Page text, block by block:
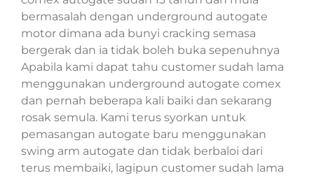
bermasalah dengan underground autogate
motor dimana ada bunyi cracking semasa
bergerak dan ia tidak boleh buka sepenuhnya
Apabila kami dapat tahu customer sudah lama
menggunakan underground autogate comex
dan pernah beberapa kali baiki dan sekarang
rosak semula. Kami terus syorkan untuk
pemasangan autogate baru menggunakan
swing arm autogate dan tidak berbaloi dari
terus membaiki, lagipun customer sudah lama